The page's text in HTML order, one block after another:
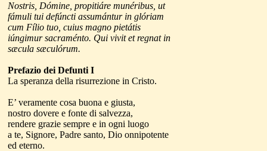
Nostris, Dómine, propitiáre munéribus, ut
fámuli tui defúncti assumántur in glóriam
cum Fílio tuo, cuius magno pietátis
iúngimur sacraménto. Qui vivit et regnat in
sæcula sæculórum.
Prefazio dei Defunti I
La speranza della risurrezione in Cristo.
E’ veramente cosa buona e giusta,
nostro dovere e fonte di salvezza,
rendere grazie sempre e in ogni luogo
a te, Signore, Padre santo, Dio onnipotente
ed eterno.